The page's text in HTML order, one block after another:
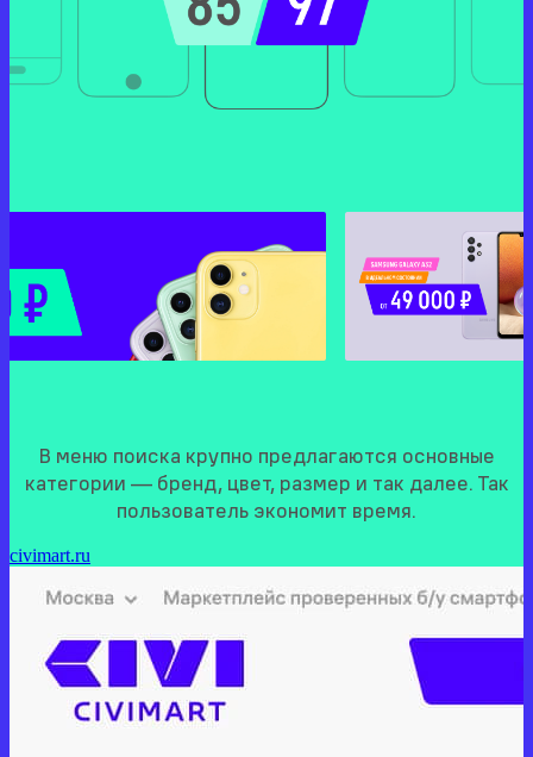
В меню поиска крупно предлагаются основные
категории — бренд, цвет, размер и так далее. Так
пользователь экономит время.
civimart.ru